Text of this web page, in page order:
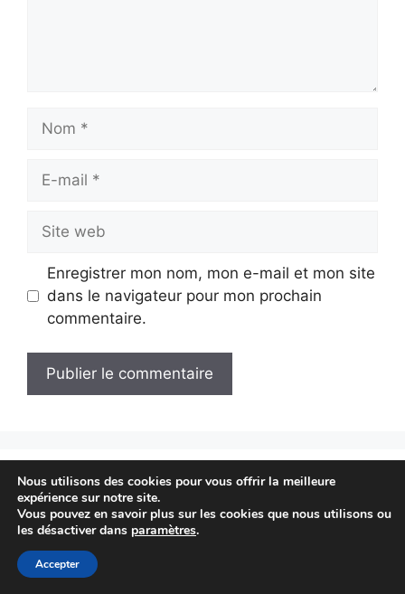
mail
web
Enregistrer mon nom, mon e-mail et mon site
dans le navigateur pour mon prochain
commentaire.
Derniers articles
corps ? Durées, Facteurs et Modes de
Nous utilisons des cookies pour vous offrir la meilleure
expérience sur notre site.
Vous pouvez en savoir plus sur les cookies que nous utilisons ou
les désactiver dans paramètres.
Accepter